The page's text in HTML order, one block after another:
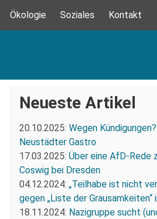
Ökologie Soziales Kontakt
Neueste Artikel
20.10.2025: Wegen
Neustädter Gastro
17.03.2025: Über eine AfD-Rede
Coswig bei Dresden
04.12.2024: „Teilhabe ist nicht
gegen „Liste der Grausamkeiten“
18.11.2024: Nazigruppe sucht